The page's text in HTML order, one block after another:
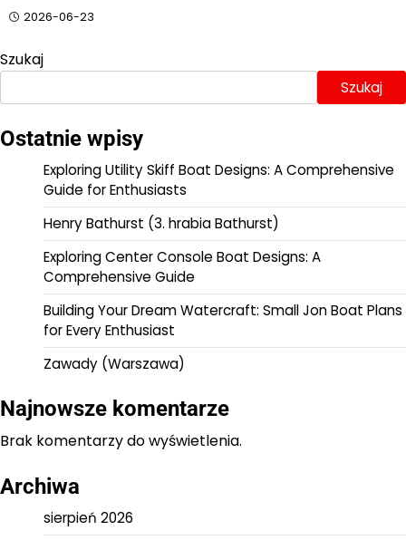
2026-06-23
Szukaj
Szukaj
Ostatnie wpisy
Exploring Utility Skiff Boat Designs: A Comprehensive
Guide for Enthusiasts
Henry Bathurst (3. hrabia Bathurst)
Exploring Center Console Boat Designs: A
Comprehensive Guide
Building Your Dream Watercraft: Small Jon Boat Plans
for Every Enthusiast
Zawady (Warszawa)
Najnowsze komentarze
Brak komentarzy do wyświetlenia.
Archiwa
sierpień 2026